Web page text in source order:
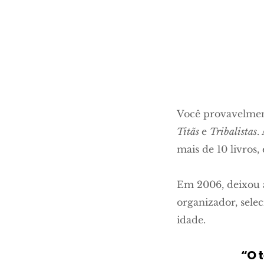
Você
Titãs e Tribalistas.
mais de 10 livros,
Em 2006, deixou
organizador,
idade.
“O